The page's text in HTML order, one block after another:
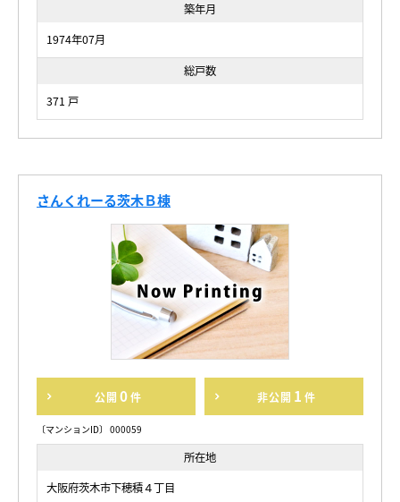
築年月
1974年07月
総戸数
371 戸
さんくれーる茨木Ｂ棟
公開 0件 非公開 1 件
〔マンションID〕 000059
所在地
大阪府茨木市下穂積４丁目